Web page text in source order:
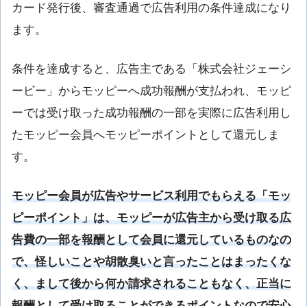
カード発行後、審査通過で広告利用の条件達成になり
ます。
条件を達成すると、広告主である「株式会社ジェーシ
ービー」からモッピーへ成功報酬が支払われ、モッピ
ーでは受け取った成功報酬の一部を実際に広告利用し
たモッピー会員へモッピーポイントとして還元しま
す。
モッピー会員が広告やサービス利用でもらえる「モッ
ピーポイント」は、モッピーが広告主から受け取る広
告費の一部を報酬として会員に還元しているものなの
で、怪しいことや胡散臭いと言ったことはまったくな
く、まして後から何か請求されることもなく、正当に